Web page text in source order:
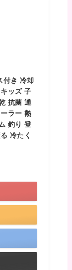
付き 冷却
ッズ 子
抗菌 通
ラー 熱
釣り 登
冷たく